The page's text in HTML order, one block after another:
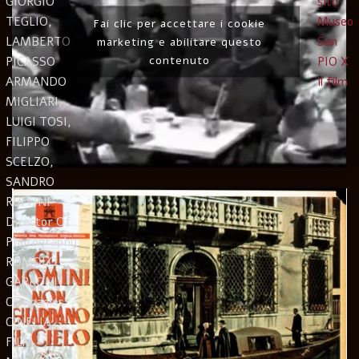
TEGLIO,
LAMBERTO
PICASSO
ARMANDO
MIGLIARI,
LUIGI TOSI,
FILIPPO
SCELZO,
SANDRO
RUFFINI
Director Of
Photography
ROMOLO
GARRONI
Companies
CINELIA
FILM
Museo
San
PIO X
il film
Fai clic per accettare i cookie
marketing e abilitare questo
contenuto